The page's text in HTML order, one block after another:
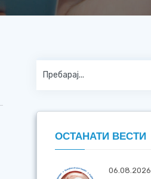
ОСТАНАТИ ВЕСТИ
06.08.2026